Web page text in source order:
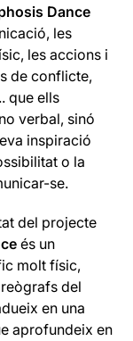
Dance
les
les accions i
de conflicte,
que ells
verbal, sinó
inspiració
o la
se.
del projecte
és un
molt físic,
del
en una
aprofundeix en